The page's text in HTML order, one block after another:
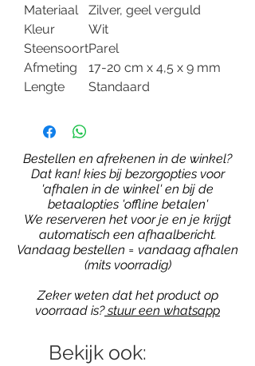
Materiaal
Zilver, geel verguld
Kleur
Wit
SteensoortParel
Afmeting
17-20 cm x 4,5 x 9 mm
Lengte
Standaard
Bestellen en afrekenen in de winkel?
Dat kan! kies bij bezorgopties voor
'afhalen in de winkel' en bij de
betaalopties 'offline betalen'
We reserveren het voor je en je krijgt
automatisch een afhaalbericht.
Vandaag bestellen = vandaag afhalen
(mits voorradig)
Zeker weten dat het product op
voorraad is?stuur een whatsapp
Bekijk ook: